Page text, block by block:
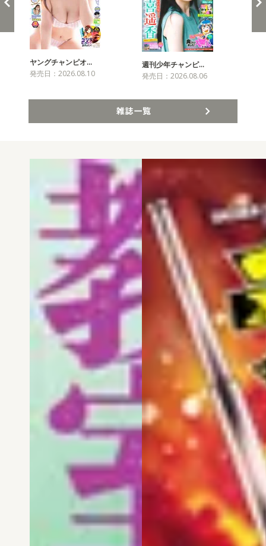
ヤングチャンピオ…
発売日：2026.08.10
週刊少年チャンピ…
発売日：2026.08.06